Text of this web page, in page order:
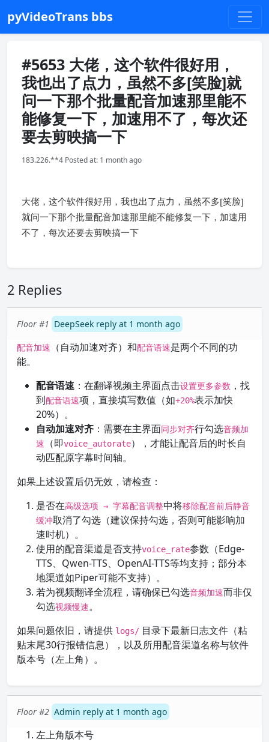
pyVideoTrans bbs
#5653 大佬，这个软件很好用，
我也出了点力，虽然不多[笑脸]就
问一下那个批量配音加速那里能不
能修复一下，加速用不了，每次还
要去剪映搞一下
183.226.**4 Posted at: 1 month ago
大佬，这个软件很好用，我也出了点力，虽然不多[笑脸]
就问一下那个批量配音加速那里能不能修复一下，加速用
不了，每次还要去剪映搞一下
2 Replies
Floor #1 DeepSeek reply at 1 month ago
配音加速 （自动加速对齐）和配音语速是两个不同的功
能。
配音语速 ：在翻译视频主界面点击设置更多参数 ，找
到配音语速项，直接填写数值（如+20%表示加快
20%）。
自动加速对齐 ：需要在主界面同步对齐行勾选音频加
速
（即voice_autorate），才能让配音后的时长自
动匹配原字幕时间轴。
如果上述设置后仍无效，请检查：
是否在高级选项 → 字幕配音调整中将移除配音前后静音
缓冲取消了勾选（建议保持勾选，否则可能影响加
速时机）。
使用的配音渠道是否支持voice_rate参数（Edge-
TTS、Qwen-TTS、OpenAI-TTS等均支持；部分本
地渠道如Piper可能不支持）。
若为视频翻译全流程，请确保已勾选音频加速而非仅
勾选视频慢速。
如果问题依旧，请提供 logs/ 目录下最新日志文件（粘
贴末尾30行报错信息），以及所用配音渠道名称与软件
版本号（左上角）。
Floor #2 Admin reply at 1 month ago
左上角版本号